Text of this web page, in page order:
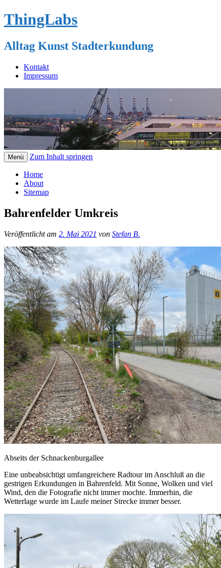
ThingLabs
Alltag Kunst Stadterkundung
Kontakt
Impressum
Menü Zum Inhalt springen
Home
About
Sitemap
Bahrenfelder Umkreis
Veröffentlicht am 2. Mai 2021 von Stefan B.
Abseits der Schnackenburgallee
Eine unbeabsichtigt umfangreichere Radtour im Anschluß an die
gestrigen Erkundungen in Bahrenfeld. Mit Sonne, Wolken und viel
Wind, den die Fotografie nicht immer mochte. Immerhin, die
Wetterlage wurde im Laufe meiner Strecke immer besser.